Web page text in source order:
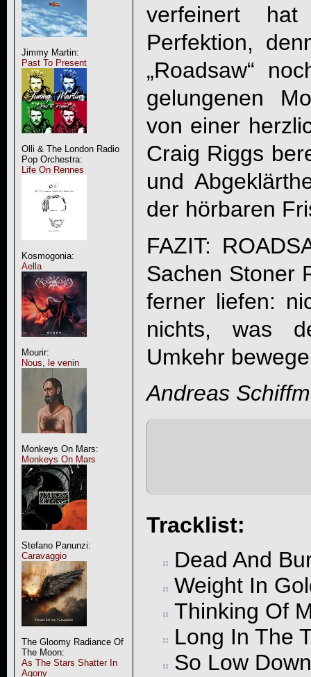
Jimmy Martin:
Past To Present
Olli & The London Radio
Pop Orchestra:
Life On Rennes
Kosmogonia:
Aella
Mourir:
Nous, le venin
Monkeys On Mars:
Monkeys On Mars
Stefano Panunzi:
Caravaggio
The Gloomy Radiance Of
The Moon:
As The Stars Shatter In
Agony
verfeinert
Perfektion,
„Roadsaw“
gelungenen
von einer
Craig Riggs
und
der hörbaren
FAZIT:
Sachen Stoner
ferner liefen:
nichts, was
Umkehr
Andreas
Tracklist:
Dead And
Weight In
Thinking Of
Long In The
So Low Down